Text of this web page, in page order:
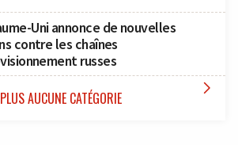
Uni annonce de nouvelles
contre les chaînes
russes
PLUS AUCUNE CATÉGORIE 